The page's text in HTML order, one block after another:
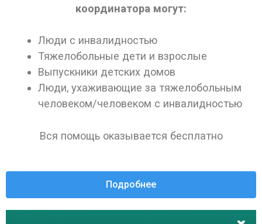
координатора могут:
Люди с инвалидностью
Тяжелобольные дети и взрослые
Выпускники детских домов
Люди, ухаживающие за тяжелобольным
человеком/человеком с инвалидностью
Вся помощь оказывается бесплатно
Подробнее